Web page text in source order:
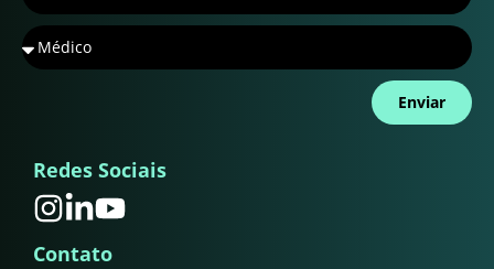
Enviar
Redes Sociais
Contato